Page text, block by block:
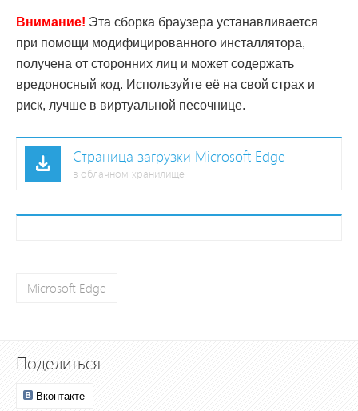
Внимание! Эта сборка браузера устанавливается
при помощи модифицированного инсталлятора,
получена от сторонних лиц и может содержать
вредоносный код. Используйте её на свой страх и
риск, лучше в виртуальной песочнице.
Страница загрузки Microsoft Edge
в облачном хранилище
Microsoft Edge
Поделиться
Вконтакте